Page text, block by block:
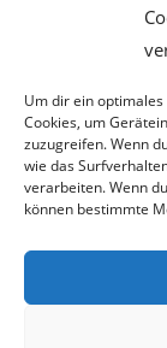
Um dir ein
Cookies, um
zuzugreifen. Wenn
wie das
verarbeiten. Wenn
können bestimmte
A WordPress